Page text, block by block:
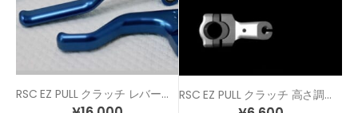
RSC EZ PULL クラッチ レバーのみ（リペアパーツ） RSC EZ PULL クラッチ 高さ調整用 スペーサー